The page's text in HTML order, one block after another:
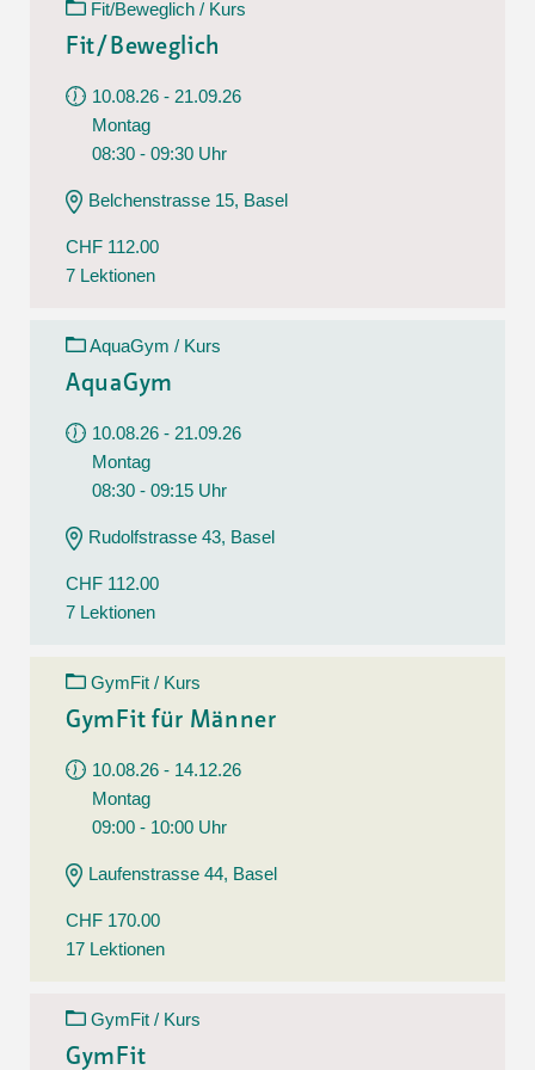
Fit/Beweglich / Kurs
Fit/Beweglich
10.08.26 - 21.09.26
Montag
08:30 - 09:30 Uhr
Belchenstrasse 15, Basel
CHF 112.00
7 Lektionen
AquaGym / Kurs
AquaGym
10.08.26 - 21.09.26
Montag
08:30 - 09:15 Uhr
Rudolfstrasse 43, Basel
CHF 112.00
7 Lektionen
GymFit / Kurs
GymFit für Männer
10.08.26 - 14.12.26
Montag
09:00 - 10:00 Uhr
Laufenstrasse 44, Basel
CHF 170.00
17 Lektionen
GymFit / Kurs
GymFit